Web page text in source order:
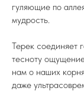
гуляющие по
мудрость.
Терек соединяет
тесноту
нам о наших
даже